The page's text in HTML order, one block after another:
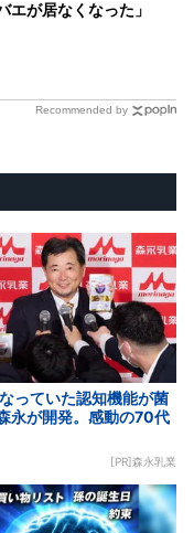
エが居なくなった」
Recommended by
なっていた認知機能が菌
永が開発。感動の70代
[PR]森永乳業